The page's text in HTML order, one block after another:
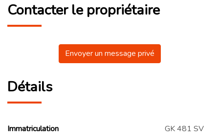
Contacter le propriétaire
Envoyer un message privé
Détails
Immatriculation
GK 481 SV